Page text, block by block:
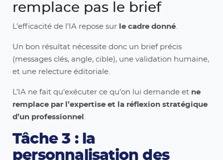
remplace pas le brief
L’efficacité de l’IA repose sur le cadre donné
Un bon résultat nécessite donc un brief précis
(messages clés, angle, cible), une validation humaine,
et une relecture éditoriale.
L’IA ne fait qu’exécuter ce qu’on lui demande et ne
remplace par l’expertise et la réflexion stratégique
d’un professionnel
Tâche 3 : la
personnalisation des